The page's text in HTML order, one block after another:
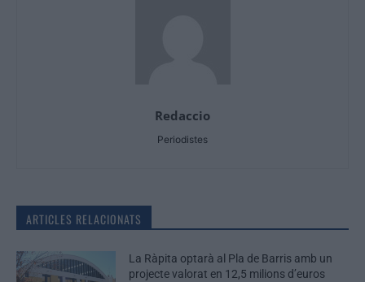
Redaccio
Periodistes
ARTICLES RELACIONATS
La Ràpita optarà al Pla de Barris amb un
projecte valorat en 12,5 milions d’euros